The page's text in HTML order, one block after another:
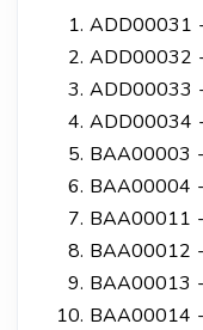
ADD00031
ADD00032
ADD00033
ADD00034
BAA00003
BAA00004
BAA00011
BAA00012
BAA00013
BAA00014